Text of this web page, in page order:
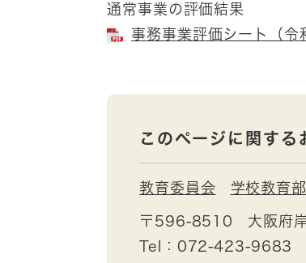
通常事業の評価結果
事務事業評価シート（
このページに関する
教育委員会 学校教育
〒596-8510
大阪府
Tel：072-423-9683